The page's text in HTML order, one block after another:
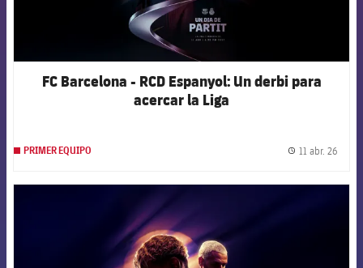
FC Barcelona - RCD Espanyol: Un derbi para
acercar la Liga
PRIMER EQUIPO 11 abr. 26